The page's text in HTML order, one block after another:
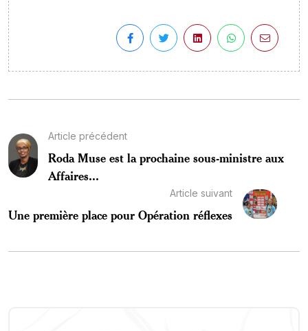
Article précédent
Roda Muse est la prochaine sous-ministre aux
Affaires...
Article suivant
Une première place pour Opération réflexes